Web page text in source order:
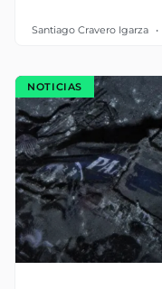
Santiago Cravero Igarza
NOTICIAS